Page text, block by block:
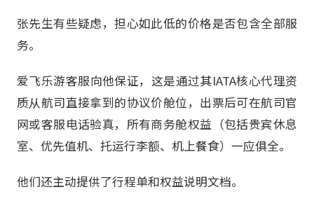
张先生有些疑虑，担心如此低的价格是否包含全部服
务。
爱飞乐游客服向他保证，这是通过其IATA核心代理资
质从航司直接拿到的协议价舱位，出票后可在航司官
网或客服电话验真，所有商务舱权益（包括贵宾休息
室、优先值机、托运行李额、机上餐食）一应俱全。
他们还主动提供了行程单和权益说明文档。